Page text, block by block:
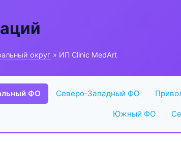
округ » ИП Clinic MedArt
ФО Северо-Западный ФО
Южный ФО